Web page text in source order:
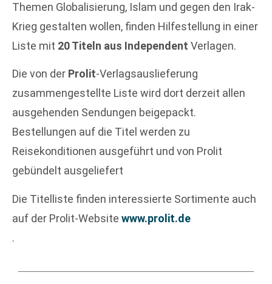
Themen Globalisierung, Islam und gegen den Irak-
Krieg gestalten wollen, finden Hilfestellung in einer
Liste mit 20 Titeln aus Independent Verlagen.
Die von der Prolit-Verlagsauslieferung
zusammengestellte Liste wird dort derzeit allen
ausgehenden Sendungen beigepackt.
Bestellungen auf die Titel werden zu
Reisekonditionen ausgeführt und von Prolit
gebündelt ausgeliefert
Die Titelliste finden interessierte Sortimente auch
auf der Prolit-Website www.prolit.de
.